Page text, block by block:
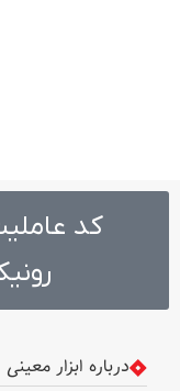
کد
درباره ابزار معینی